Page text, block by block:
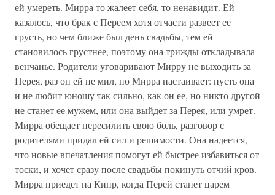
ей умереть. Мирра то жалеет себя, то ненавидит. Ей
казалось, что брак с Переем хотя отчасти развеет ее
грусть, но чем ближе был день свадьбы, тем ей
становилось грустнее, поэтому она трижды откладывала
венчанье. Родители уговаривают Мирру не выходить за
Перея, раз он ей не мил, но Мирра настаивает: пусть она
и не любит юношу так сильно, как он ее, но никто другой
не станет ее мужем, или она выйдет за Перея, или умрет.
Мирра обещает пересилить свою боль, разговор с
родителями придал ей сил и решимости. Она надеется,
что новые впечатления помогут ей быстрее избавиться от
тоски, и хочет сразу после свадьбы покинуть отчий кров.
Мирра приедет на Кипр, когда Перей станет царем